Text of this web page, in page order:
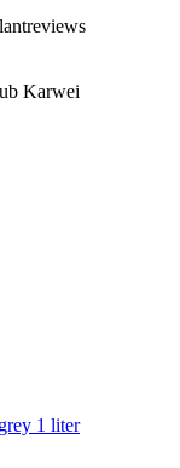
Karwei
1 liter